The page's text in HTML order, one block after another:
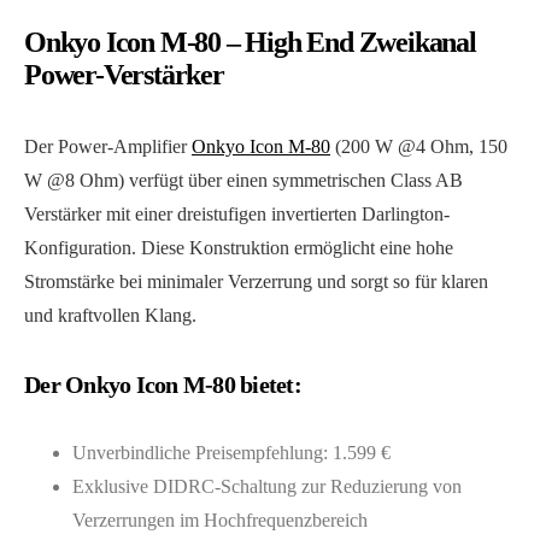
Onkyo Icon M-80 – High End Zweikanal
Power-Verstärker
Der Power-AmplifierOnkyo Icon M-80 (200 W @4 Ohm, 150
W @8 Ohm) verfügt über einen symmetrischen Class AB
Verstärker mit einer dreistufigen invertierten Darlington-
Konfiguration. Diese Konstruktion ermöglicht eine hohe
Stromstärke bei minimaler Verzerrung und sorgt so für klaren
und kraftvollen Klang.
Der Onkyo Icon M-80 bietet:
Unverbindliche Preisempfehlung: 1.599 €
Exklusive DIDRC-Schaltung zur Reduzierung von
Verzerrungen im Hochfrequenzbereich